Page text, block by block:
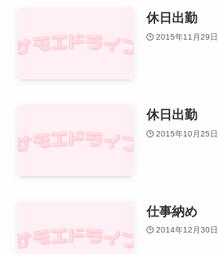
休日出勤
2015年11月29日
休日出勤
2015年10月25日
仕事納め
2014年12月30日